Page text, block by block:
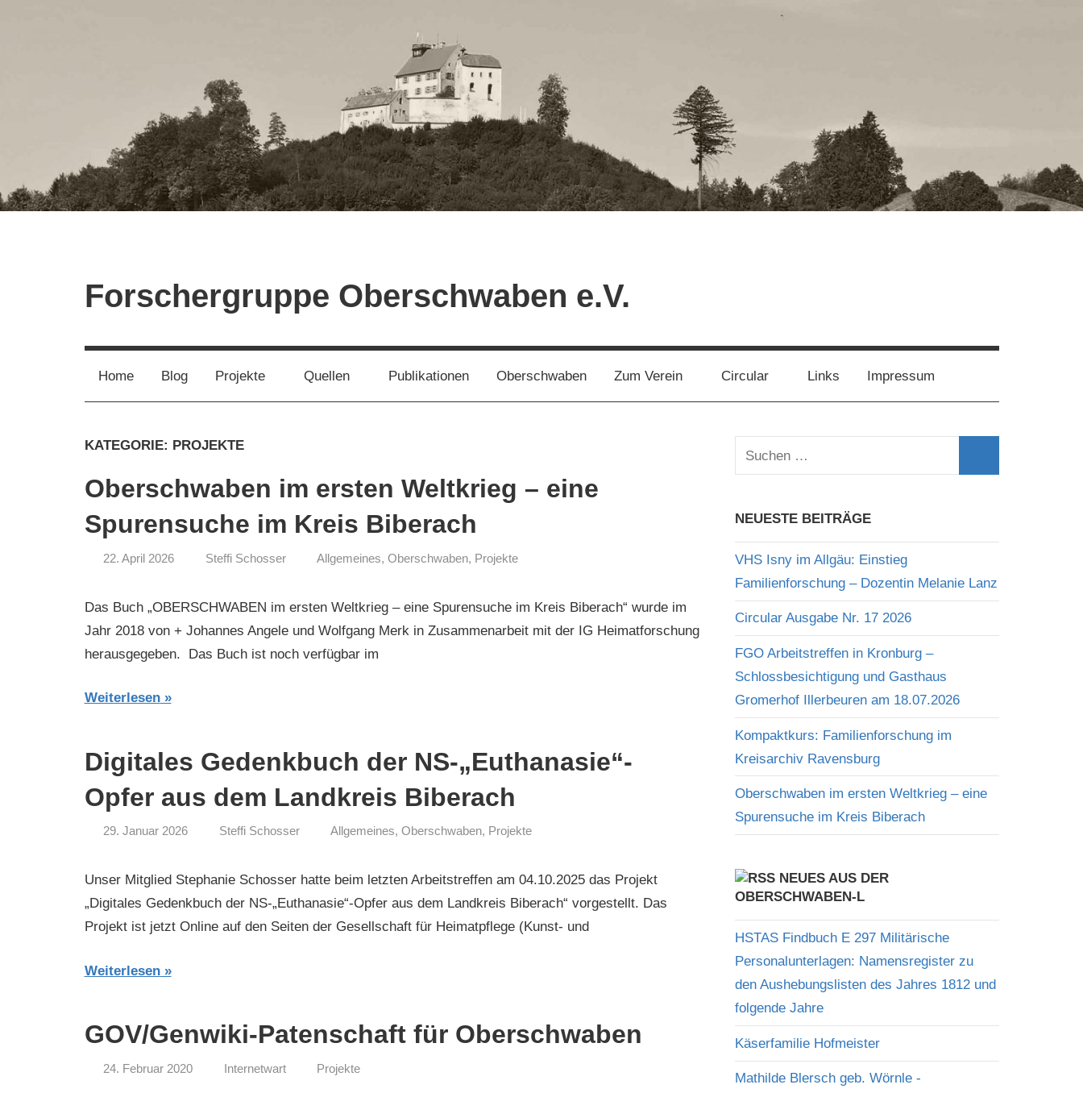
Forschergruppe Oberschwaben e.V.
Home Blog Projekte Quellen Publikationen Oberschwaben Zum Verein Circular Links Impressum
KATEGORIE: PROJEKTE
Oberschwaben im ersten Weltkrieg – eine
Spurensuche im Kreis Biberach
22. April 2026 Steffi Schosser Allgemeines, Oberschwaben, Projekte
Das Buch „OBERSCHWABEN im ersten Weltkrieg – eine Spurensuche im Kreis Biberach“ wurde im
Jahr 2018 von + Johannes Angele und Wolfgang Merk in Zusammenarbeit mit der IG Heimatforschung
herausgegeben. Das Buch ist noch verfügbar im
Weiterlesen
Digitales Gedenkbuch der NS-„Euthanasie“-
Opfer aus dem Landkreis Biberach
29. Januar 2026 Steffi Schosser Allgemeines, Oberschwaben, Projekte
Unser Mitglied Stephanie Schosser hatte beim letzten Arbeitstreffen am 04.10.2025 das Projekt
„Digitales Gedenkbuch der NS-„Euthanasie“-Opfer aus dem Landkreis Biberach“ vorgestellt. Das
Projekt ist jetzt Online auf den Seiten der Gesellschaft für Heimatpflege (Kunst- und
Weiterlesen
GOV/Genwiki-Patenschaft für Oberschwaben
24. Februar 2020 Internetwart Projekte
Suchen
nach:
NEUESTE BEITRÄGE
VHS Isny im Allgäu: Einstieg
Familienforschung – Dozentin Melanie Lanz
Circular Ausgabe Nr. 17 2026
FGO Arbeitstreffen in Kronburg –
Schlossbesichtigung und Gasthaus
Gromerhof Illerbeuren am 18.07.2026
Kompaktkurs: Familienforschung im
Kreisarchiv Ravensburg
Oberschwaben im ersten Weltkrieg – eine
Spurensuche im Kreis Biberach
NEUES AUS DER
OBERSCHWABEN-L
HSTAS Findbuch E 297 Militärische
Personalunterlagen: Namensregister zu
den Aushebungslisten des Jahres 1812 und
folgende Jahre
Käserfamilie Hofmeister
Mathilde Blersch geb. Wörnle -